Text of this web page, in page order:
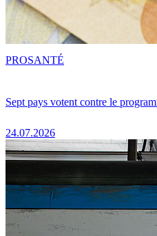
Sept pays votent contre le
24.07.2026
PROSANTÉ